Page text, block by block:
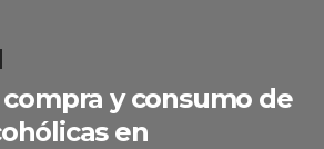
y consumo de
en